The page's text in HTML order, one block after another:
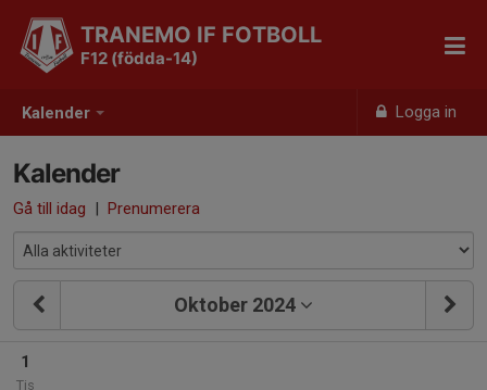
Kalender Logga in
TRANEMO IF FOTBOLL
F12 (födda-14)
Kalender
Gå till idag | Prenumerera
Oktober 2024
1
Tis